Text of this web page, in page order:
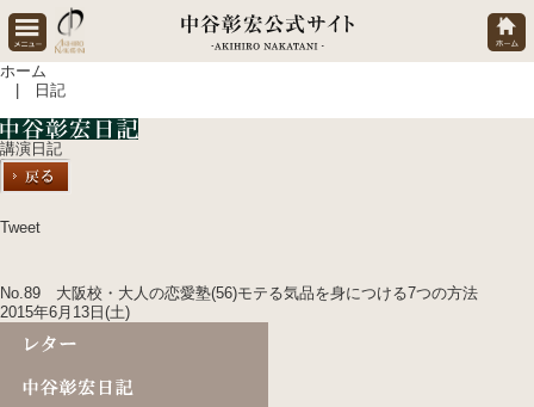
ホーム
| 日記
講演日記
Tweet
No.89 大阪校・大人の恋愛塾(56)モテる気品を身につける7つの方法
2015年6月13日(土)